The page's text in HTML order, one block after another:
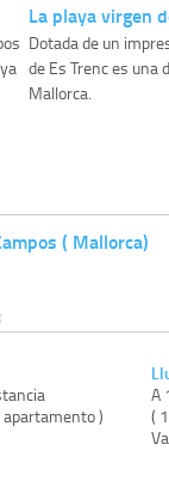
La playa virgen
Dotada de un
de Es Trenc es una
Mallorca.
( Mallorca)
)
A
(